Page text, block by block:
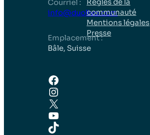
Courriel :
info@duolivo.com
Emplacement :
Bâle, Suisse
Facebook
Instagram
X
YouTube
TikTok
communauté
Mentions légales
Presse